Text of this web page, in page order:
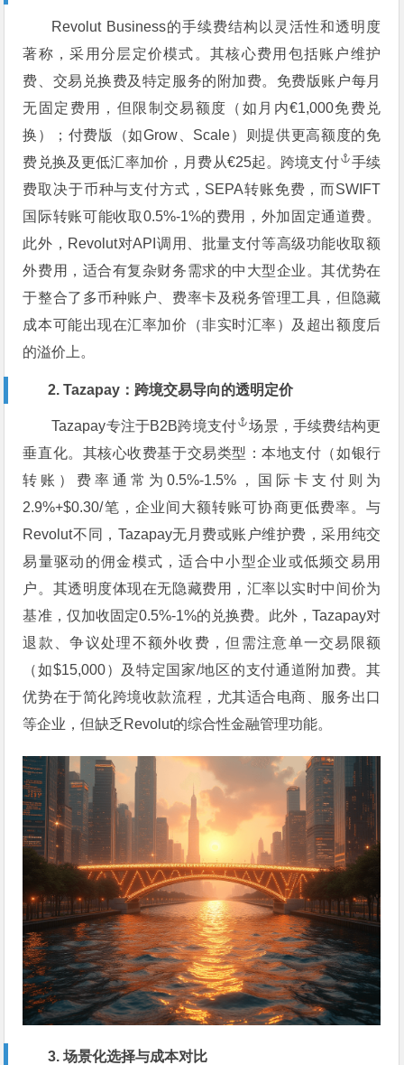
Revolut Business的手续费结构以灵活性和透明度
著称，采用分层定价模式。其核心费用包括账户维护
费、交易兑换费及特定服务的附加费。免费版账户每月
无固定费用，但限制交易额度（如月内€1,000免费兑
换）；付费版（如Grow、Scale）则提供更高额度的免
费兑换及更低汇率加价，月费从€25起。 跨境支付
手续
费取决于币种与支付方式，SEPA转账免费，而SWIFT
国际转账可能收取0.5%-1%的费用，外加固定通道费。
此外，Revolut对API调用、批量支付等高级功能收取额
外费用，适合有复杂财务需求的中大型企业。其优势在
于整合了多币种账户、费率卡及税务管理工具，但隐藏
成本可能出现在汇率加价（非实时汇率）及超出额度后
的溢价上。
2. Tazapay：跨境交易导向的透明定价
Tazapay专注于B2B跨境支付
场景，手续费结构更
垂直化。其核心收费基于交易类型：本地支付（如银行
转账）费率通常为0.5%-1.5%，国际卡支付则为
2.9%+$0.30/笔，企业间大额转账可协商更低费率。与
Revolut不同，Tazapay无月费或账户维护费，采用纯交
易量驱动的佣金模式，适合中小型企业或低频交易用
户。其透明度体现在无隐藏费用，汇率以实时中间价为
基准，仅加收固定0.5%-1%的兑换费。此外，Tazapay对
退款、争议处理不额外收费，但需注意单一交易限额
（如$15,000）及特定国家/地区的支付通道附加费。其
优势在于简化跨境收款流程，尤其适合电商、服务出口
等企业，但缺乏Revolut的综合性金融管理功能。
3. 场景化选择与成本对比